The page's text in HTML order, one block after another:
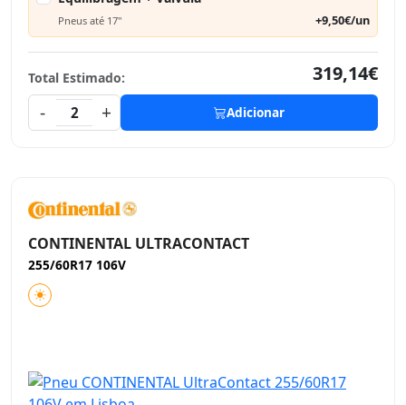
Pneus até 17" +9,50€/un
Total Estimado:
319,14€
-
2 + Adicionar
CONTINENTAL ULTRACONTACT
255/60R17 106V